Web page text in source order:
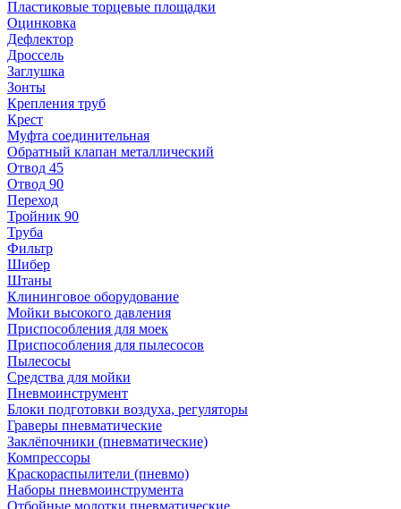
Пластиковые торцевые площадки
Оцинковка
Дефлектор
Дроссель
Заглушка
Зонты
Крепления труб
Крест
Муфта соединительная
Обратный клапан металлический
Отвод 45
Отвод 90
Переход
Тройник 90
Труба
Фильтр
Шибер
Штаны
Клининговое оборудование
Мойки высокого давления
Приспособления для моек
Приспособления для пылесосов
Пылесосы
Средства для мойки
Пневмоинструмент
Блоки подготовки воздуха, регуляторы
Граверы пневматические
Заклёпочники (пневматические)
Компрессоры
Краскораспылители (пневмо)
Наборы пневмоинструмента
Отбойные молотки пневматические